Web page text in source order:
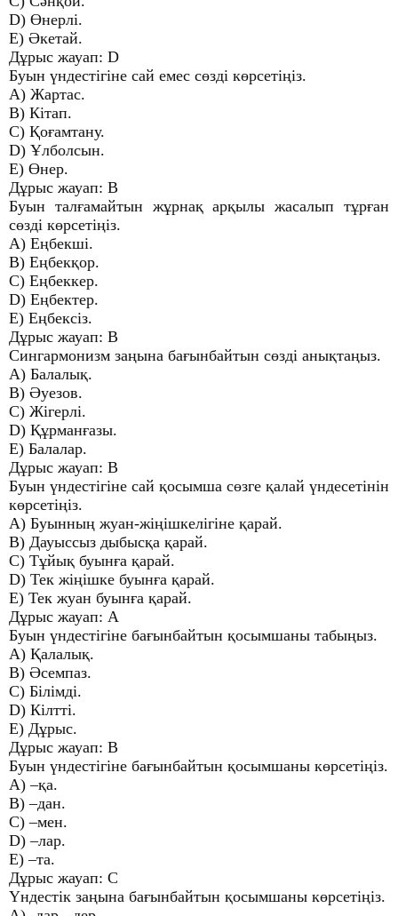
D) Өнерлі.
E) Әкетай.
Дұрыс жауап: D
Буын үндестігіне сай емес сөзді көрсетіңіз.
A) Жартас.
B) Кітап.
C) Қоғамтану.
D) Ұлболсын.
E) Өнер.
Дұрыс жауап: B
Буын талғамайтын жұрнақ арқылы жасалып тұрған
сөзді көрсетіңіз.
A) Еңбекші.
B) Еңбекқор.
C) Еңбеккер.
D) Еңбектер.
E) Еңбексіз.
Дұрыс жауап: B
Сингармонизм заңына бағынбайтын сөзді анықтаңыз.
A) Балалық.
B) Әуезов.
C) Жігерлі.
D) Құрманғазы.
E) Балалар.
Дұрыс жауап: B
Буын үндестігіне сай қосымша сөзге қалай үндесетінін
көрсетіңіз.
A) Буынның жуан-жіңішкелігіне қарай.
B) Дауыссыз дыбысқа қарай.
C) Тұйық буынға қарай.
D) Тек жіңішке буынға қарай.
E) Тек жуан буынға қарай.
Дұрыс жауап: A
Буын үндестігіне бағынбайтын қосымшаны табыңыз.
A) Қалалық.
B) Әсемпаз.
C) Білімді.
D) Кілтті.
E) Дұрыс.
Дұрыс жауап: В
Буын үндестігіне бағынбайтын қосымшаны көрсетіңіз.
A) –қа.
B) –дан.
C) –мен.
D) –лар.
E) –та.
Дұрыс жауап: С
Үндестік заңына бағынбайтын қосымшаны көрсетіңіз.